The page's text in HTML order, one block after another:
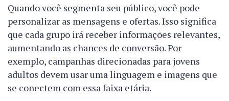
Quando você segmenta seu público, você pode
personalizar as mensagens e ofertas. Isso significa
que cada grupo irá receber informações relevantes,
aumentando as chances de conversão. Por
exemplo, campanhas direcionadas para jovens
adultos devem usar uma linguagem e imagens que
se conectem com essa faixa etária.